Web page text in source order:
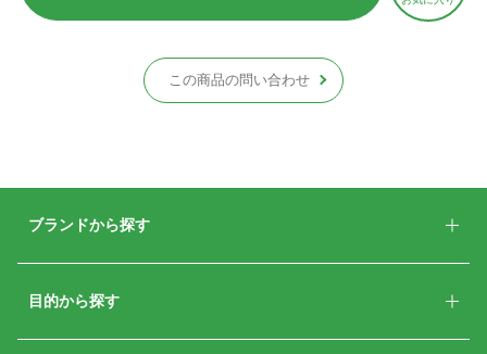
この商品の問い合わせ
ブランドから探す
目的から探す